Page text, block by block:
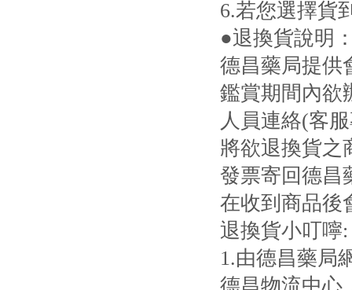
6.若您選擇貨
●退換貨說明
德昌藥局提供
鑑賞期間內欲
人員連絡(客
將欲退換貨之
發票寄回德昌
在收到商品後
退換貨小叮嚀:
1.由德昌藥局